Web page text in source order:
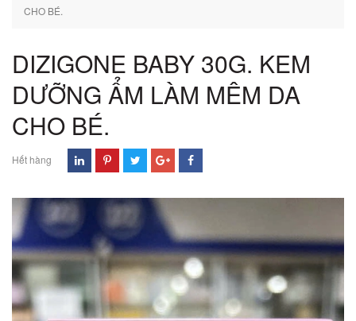
CHO BÉ.
DIZIGONE BABY 30G. KEM
DƯỠNG ẨM LÀM MÊM DA
CHO BÉ.
Hết hàng